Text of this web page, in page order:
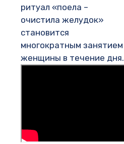
ритуал «поела –
очистила желудок»
становится
многократным занятием
женщины в течение дня.